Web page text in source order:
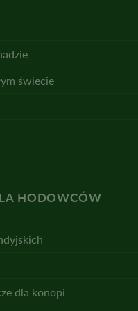
świecie
HODOWCÓW
dla konopi